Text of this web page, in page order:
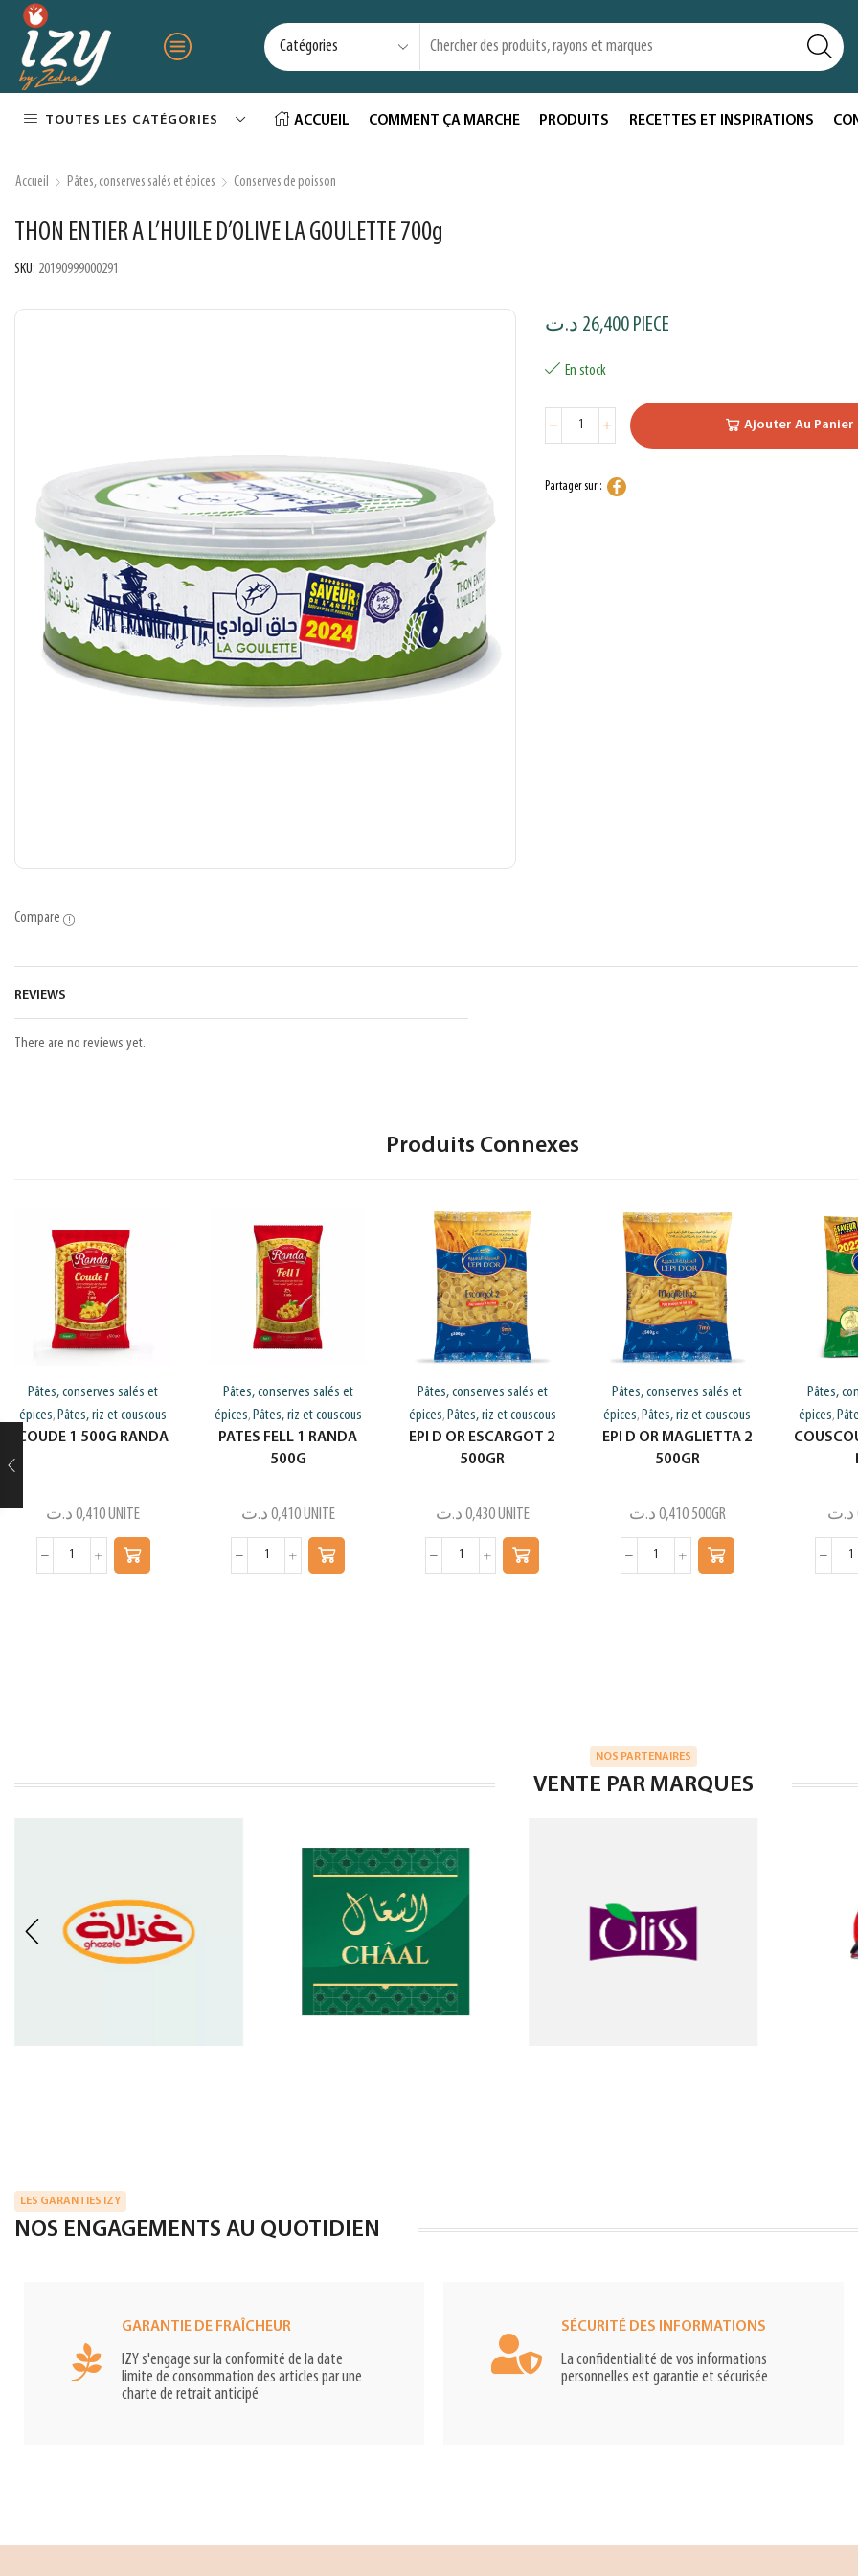
TOUTES LES CATÉGORIES ACCUEIL COMMENT ÇA MARCHE PRODUITS RECETTES ET INSPIRATIONS
Accueil Pâtes, conserves salés et épices Conserves de poisson
THON ENTIER A L’HUILE D’OLIVE LA GOULETTE 700g
SKU: 20190999000291
Compare
26,400 د.ت PIECE
En stock
Ajouter Au Panier
Partager sur :
REVIEWS
There are no reviews yet.
Produits Connexes
Pâtes, conserves salés et
épices,Pâtes, riz et couscous
COUDE 1 500G RANDA
0,410 د.ت UNITE
Pâtes, conserves salés et
épices, Pâtes, riz et couscous
PATES FELL 1 RANDA
500G
0,410 د.ت UNITE
Pâtes, conserves salés et
épices, Pâtes, riz et couscous
EPI D OR ESCARGOT 2
500GR
0,430 د.ت UNITE
Pâtes, conserves salés et
épices,Pâtes, riz et couscous
EPI D OR MAGLIETTA 2
500GR
0,410 د.ت 500GR
Pâtes,
épices,
د.ت
NOS PARTENAIRES
VENTE PAR MARQUES
LES GARANTIES IZY
NOS ENGAGEMENTS AU QUOTIDIEN
GARANTIE DE FRAÎCHEUR
IZY s'engage sur la conformité de la date
limite de consommation des articles par une
charte de retrait anticipé
SÉCURITÉ DES INFORMATIONS
La confidentialité de vos informations
personnelles est garantie et sécurisée